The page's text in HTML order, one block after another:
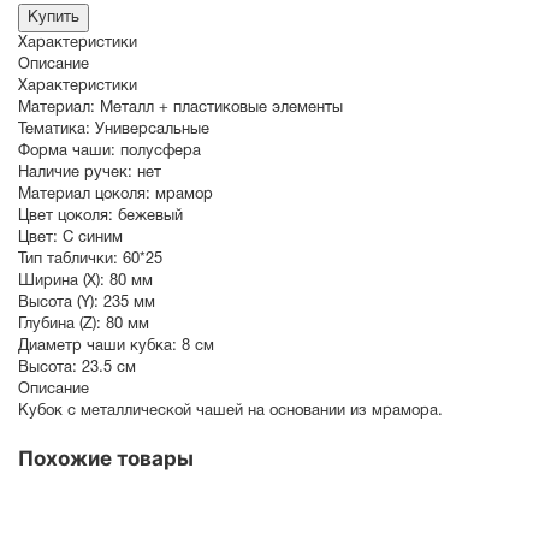
Купить
Характеристики
Описание
Характеристики
Материал: Металл + пластиковые элементы
Тематика: Универсальные
Форма чаши: полусфера
Наличие ручек: нет
Материал цоколя: мрамор
Цвет цоколя: бежевый
Цвет: С синим
Тип таблички: 60*25
Ширина (X): 80 мм
Высота (Y): 235 мм
Глубина (Z): 80 мм
Диаметр чаши кубка: 8 см
Высота: 23.5 см
Описание
Кубок с металлической чашей на основании из мрамора.
Похожие товары